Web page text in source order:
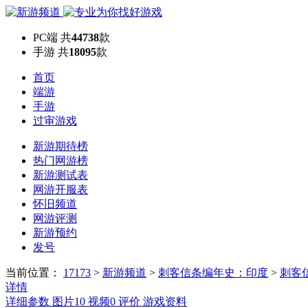
PC端 共44738款
手游 共18095款
首页
端游
手游
过审游戏
新游期待榜
热门网游榜
新游测试表
网游开服表
怀旧频道
网游评测
新游预约
发号
当前位置： 17173 > 新游频道 > 刺客信条编年史：印度 > 刺客
详情
详细参数 图片10 视频0 评价 游戏资料